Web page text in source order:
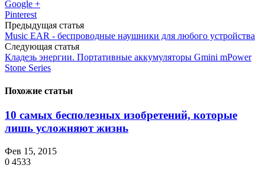
Google +
Pinterest
Предыдущая статья
Music EAR - беспроводные наушники для любого устройства
Следующая статья
Кладезь энергии. Портативные аккумуляторы Gmini mPower
Stone Series
Похожие статьи
10 самых бесполезных изобретений, которые
лишь усложняют жизнь
Фев 15, 2015
0 4533